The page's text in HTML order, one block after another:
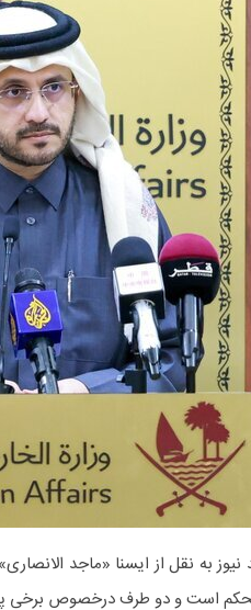
به نقل از ایسنا «ماجد
است و دو طرف درخصوص برخی